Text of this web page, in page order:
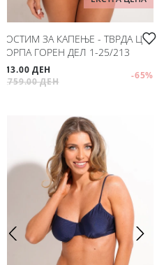
КОСТИМ ЗА КАПЕЊЕ - ТВРДА Ц
КОРПА ГОРЕН ДЕЛ 1-25/213
613.00 ДЕН
1,759.00 ДЕН
-65%